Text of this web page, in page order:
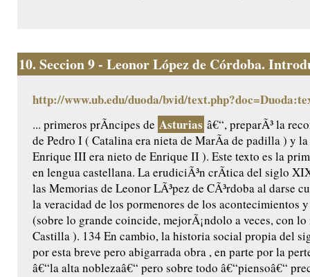
10. Seccion 9 - Leonor López de Córdoba.
http://www.ub.edu/duoda/bvid/
... primeros prÃ­ncipes de Asturias â€“, preparÃ³ la
de Pedro I ( Catalina era nieta de MarÃ­a de padilla ) y
Enrique III era nieto de Enrique II ). Este texto es la
en lengua castellana. La erudiciÃ³n crÃ­tica del siglo
las Memorias de Leonor LÃ³pez de CÃ³rdoba al darse
la veracidad de los pormenores de los acontecimientos
(sobre lo grande coincide, mejorÃ¡ndolo a veces, con
Castilla ). 134 En cambio, la historia social propia del
por esta breve pero abigarrada obra , en parte por la
â€“la alta noblezaâ€“ pero sobre todo â€“piensoâ€“